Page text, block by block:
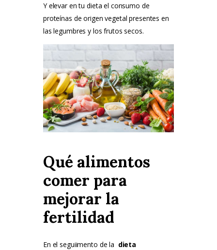
Y elevar en tu dieta el consumo de
proteínas de origen vegetal presentes en
las legumbres y los frutos secos.
Qué alimentos
comer para
mejorar la
fertilidad
En el seguiimento de la dieta